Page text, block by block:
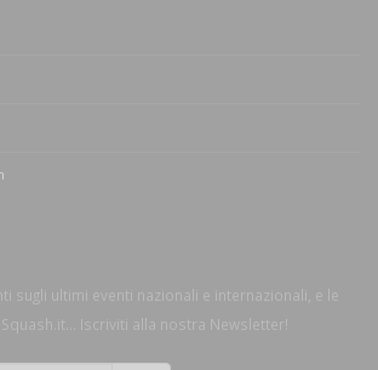
sugli ultimi eventi nazionali e internazionali, e le
Iscriviti alla nostra Newsletter!